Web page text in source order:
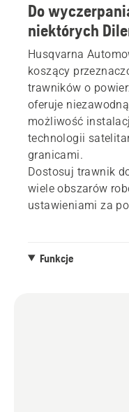
Do
niektórych
Husqvarna
koszący
trawników o
oferuje
możliwość
technologii
granicami.
Dostosuj trawnik
wiele obszarów
ustawieniami za
sezonowe kwiaty
Funkcje